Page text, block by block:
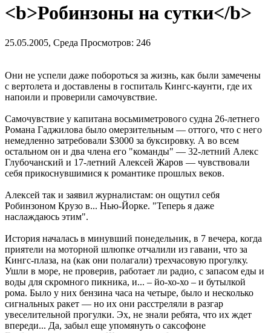
<b>Робинзоны на сутки</b>
25.05.2005, Среда Просмотров: 246
Они не успели даже побороться за жизнь, как были замечены
с вертолета и доставлены в госпиталь Кингс-каунти, где их
напоили и проверили самочувствие.
Самочувствие у капитана восьмиметрового судна 26-летнего
Романа Гаджилова было омерзительным — оттого, что с него
немедленно затребовали $3000 за буксировку. А во всем
остальном он и два члена его "команды" — 32-летний Алекс
Глубочанский и 17-летний Алексей Жаров — чувствовали
себя прикоснувшимися к романтике прошлых веков.
Алексей так и заявил журналистам: он ощутил себя
Робинзоном Крузо в... Нью-Йорке. "Теперь я даже
наслаждаюсь этим".
История началась в минувший понедельник, в 7 вечера, когда
приятели на моторной шлюпке отчалили из гавани, что за
Кингс-плаза, на (как они полагали) трехчасовую прогулку.
Ушли в море, не проверив, работает ли радио, с запасом еды и
воды для скромного пикника, и... – йо-хо-хо – и бутылкой
рома. Было у них бензина часа на четыре, было и несколько
сигнальных ракет — но их они расстреляли в разгар
увеселительной прогулки. Эх, не знали ребята, что их ждет
впереди... Да, забыл еще упомянуть о саксофоне